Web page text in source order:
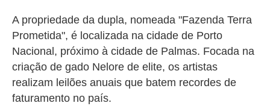
A propriedade da dupla, nomeada "Fazenda Terra
Prometida", é localizada na cidade de Porto
Nacional, próximo à cidade de Palmas. Focada na
criação de gado Nelore de elite, os artistas
realizam leilões anuais que batem recordes de
faturamento no país.